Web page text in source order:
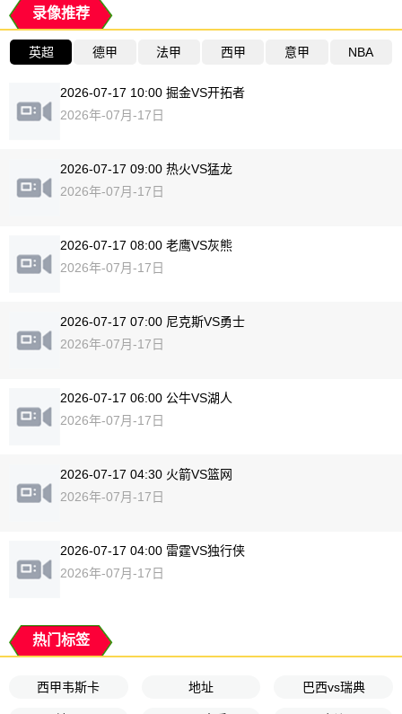
录像推荐
英超 德甲 法甲 西甲 意甲 NBA
2026-07-17 10:00 掘金VS开拓者
2026年-07月-17日
2026-07-17 09:00 热火VS猛龙
2026年-07月-17日
2026-07-17 08:00 老鹰VS灰熊
2026年-07月-17日
2026-07-17 07:00 尼克斯VS勇士
2026年-07月-17日
2026-07-17 06:00 公牛VS湖人
2026年-07月-17日
2026-07-17 04:30 火箭VS篮网
2026年-07月-17日
2026-07-17 04:00 雷霆VS独行侠
2026年-07月-17日
热门标签
西甲韦斯卡 地址 巴西vs瑞典